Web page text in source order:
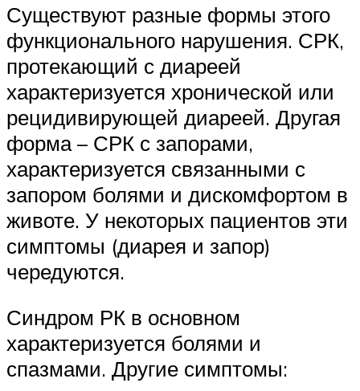
Существуют разные формы этого
функционального нарушения. СРК,
протекающий с диареей
характеризуется хронической или
рецидивирующей диареей. Другая
форма – СРК с запорами,
характеризуется связанными с
запором болями и дискомфортом в
животе. У некоторых пациентов эти
симптомы (диарея и запор)
чередуются.
Синдром РК в основном
характеризуется болями и
спазмами. Другие симптомы: